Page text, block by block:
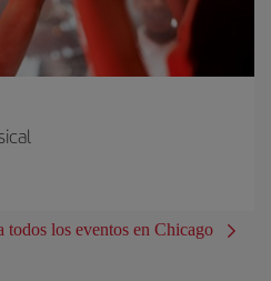
todos los eventos en Chicago